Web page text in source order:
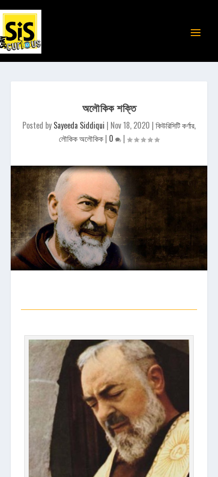
অলৌকিক শক্তি
Posted by Sayeeda Siddiqui | Nov 18, 2020 | কিউরিসিটি কর্ণার,
লৌকিক অলৌকিক | 0 |